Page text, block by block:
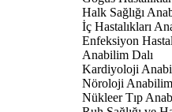
Halk Sağlığı
İç Hastalıkları
Enfeksiyon
Anabilim Dalı
Kardiyoloji
Nöroloji Anabilim
Nükleer Tıp